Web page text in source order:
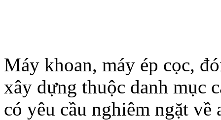
Máy khoan, máy ép cọc,
xây dựng thuộc danh mục
có yêu cầu nghiêm ngặt